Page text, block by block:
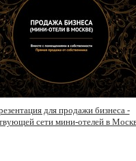
для продажи бизнеса -
сети мини-отелей в